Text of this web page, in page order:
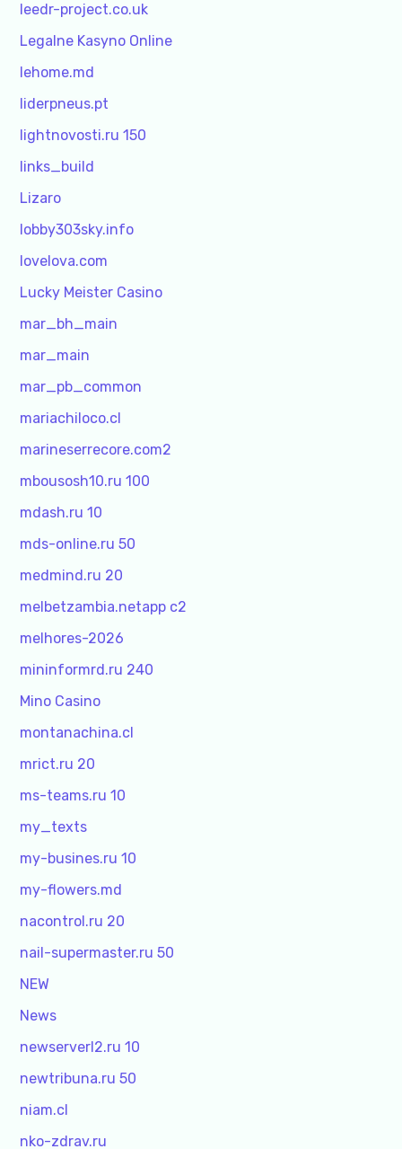
leedr-project.co.uk
Legalne Kasyno Online
lehome.md
liderpneus.pt
lightnovosti.ru 150
links_build
Lizaro
lobby303sky.info
lovelova.com
Lucky Meister Casino
mar_bh_main
mar_main
mar_pb_common
mariachiloco.cl
marineserrecore.com2
mbousosh10.ru 100
mdash.ru 10
mds-online.ru 50
medmind.ru 20
melbetzambia.netapp c2
melhores-2026
mininformrd.ru 240
Mino Casino
montanachina.cl
mrict.ru 20
ms-teams.ru 10
my_texts
my-busines.ru 10
my-flowers.md
nacontrol.ru 20
nail-supermaster.ru 50
NEW
News
newserverl2.ru 10
newtribuna.ru 50
niam.cl
nko-zdrav.ru